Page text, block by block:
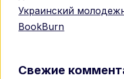
Украинский
BookBurn
Свежие